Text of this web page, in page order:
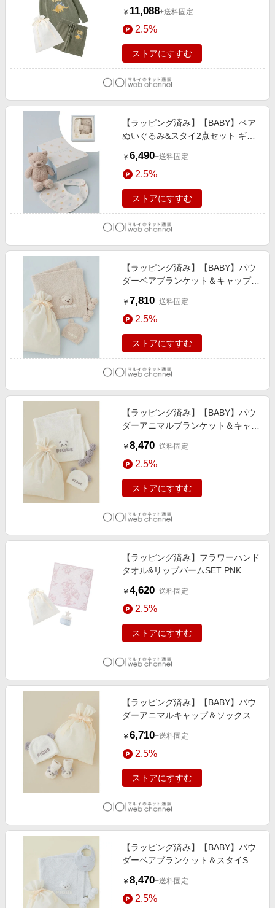
￥ 11,088+送料固定
2.5%
ストアにすすむ
【ラッピング済み】【BABY】ベア
ぬいぐるみ&スタイ2点セット ギフ
￥ 6,490+送料固定
2.5%
ストアにすすむ
【ラッピング済み】【BABY】パウ
ダーベアブランケット＆キャップ
￥ 7,810+送料固定
2.5%
ストアにすすむ
【ラッピング済み】【BABY】パウ
ダーアニマルブランケット＆キャッ
￥ 8,470+送料固定
2.5%
ストアにすすむ
【ラッピング済み】フラワーハンド
タオル&リップバームSET PNK
￥ 4,620+送料固定
2.5%
ストアにすすむ
【ラッピング済み】【BABY】パウ
ダーアニマルキャップ＆ソックス
￥ 6,710+送料固定
2.5%
ストアにすすむ
【ラッピング済み】【BABY】パウ
ダーベアブランケット＆スタイSET
￥ 8,470+送料固定
2.5%